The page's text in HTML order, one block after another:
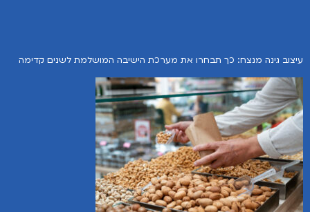
עיצוב גינה מנצח: כך תבחרו את מערכת הישיבה המושלמת לשנים קדימה